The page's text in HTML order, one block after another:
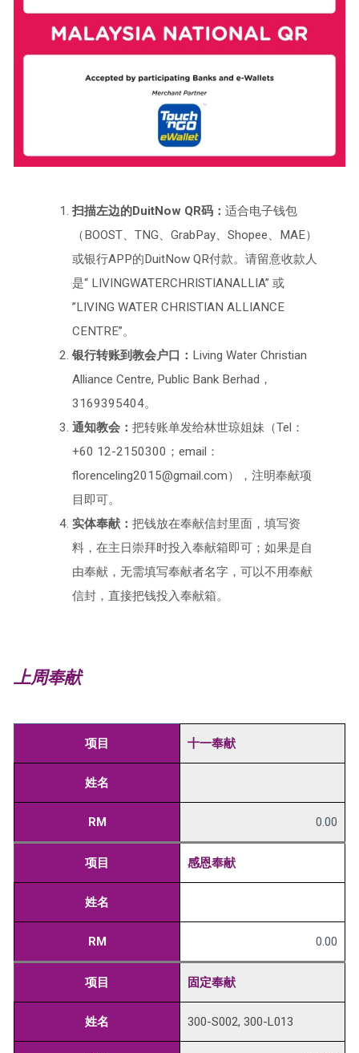
扫描左边的DuitNow QR码： 适合电子钱包
（BOOST、TNG、GrabPay、Shopee、MAE）
或银行APP的DuitNow QR付款。请留意收款人
是“ LIVINGWATERCHRISTIANALLIA” 或
”LIVING WATER CHRISTIAN ALLIANCE
CENTRE”。
银行转账到教会户口： Living Water Christian
Alliance Centre, Public Bank Berhad，
3169395404。
通知教会： 把转账单发给林世琼姐妹（Tel：
+60 12-2150300；email：
florenceling2015@gmail.com），注明奉献项
目即可。
实体奉献： 把钱放在奉献信封里面，填写资
料，在主日崇拜时投入奉献箱即可；如果是自
由奉献，无需填写奉献者名字，可以不用奉献
信封，直接把钱投入奉献箱。
上周奉献
项目 十一奉献
姓名
RM 0.00
项目 感恩奉献
姓名
RM 0.00
项目 固定奉献
姓名 300-S002, 300-L013